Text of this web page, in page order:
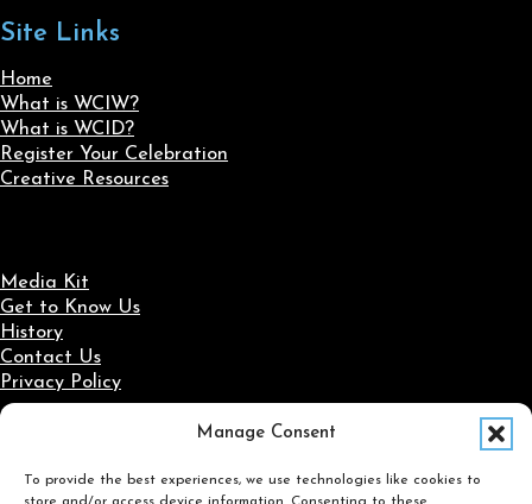
Manage Consent
To provide the best experiences, we use technologies like cookies to
Site Links
Home
What is WCIW?
What is WCID?
Register Your Celebration
Creative Resources
Media Kit
Get to Know Us
History
Contact Us
Privacy Policy
Social Media
Follow us on Facebook
Follow us on X
Follow us on LinkedIn
Follow us on Instagram